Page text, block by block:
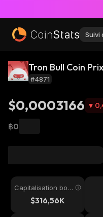
Suivi
Tron Bull Coin Prix
#4871
$0,0003166
฿0
Capitalisation bou
rsière$316,56K